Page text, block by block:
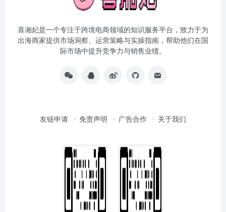
喜湘妃是一个专注于跨境电商领域的知识服务平台，致力于为
出海商家提供市场洞察、运营策略与实操指南，帮助他们在国
际市场中提升竞争力与销售业绩。
友链申请 免责声明 广告合作 关于我们